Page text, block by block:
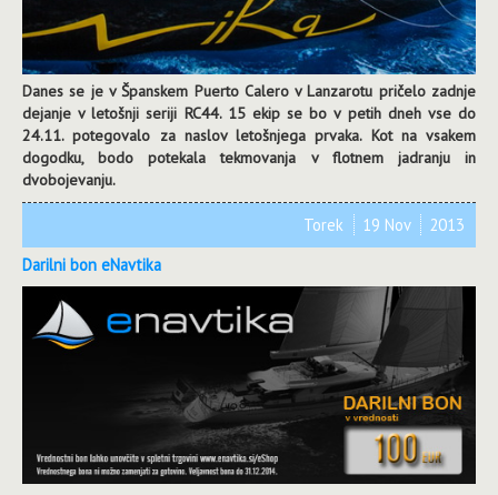
Danes se je v Španskem Puerto Calero v Lanzarotu pričelo zadnje
dejanje v letošnji seriji RC44. 15 ekip se bo v petih dneh vse do
24.11. potegovalo za naslov letošnjega prvaka. Kot na vsakem
dogodku, bodo potekala tekmovanja v flotnem jadranju in
dvobojevanju.
Darilni bon eNavtika
Torek 19 Nov 2013